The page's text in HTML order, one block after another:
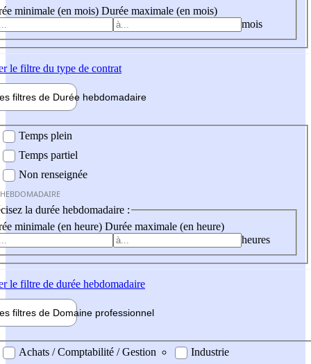
minimale (en mois) Durée maximale (en mois)
mois
le filtre du type de contrat
filtres de Durée hebdomadaire
Temps plein
Temps partiel
Non renseignée
la durée hebdomadaire :
minimale (en heure) Durée maximale (en heure)
heures
le filtre de durée hebdomadaire
filtres de Domaine professionnel
professionel
Achats / Comptabilité / Gestion
Industrie